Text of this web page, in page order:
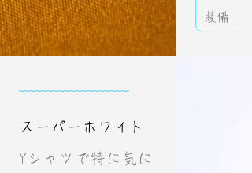
装備
スーパーホワイト
Yシャツで特に気に